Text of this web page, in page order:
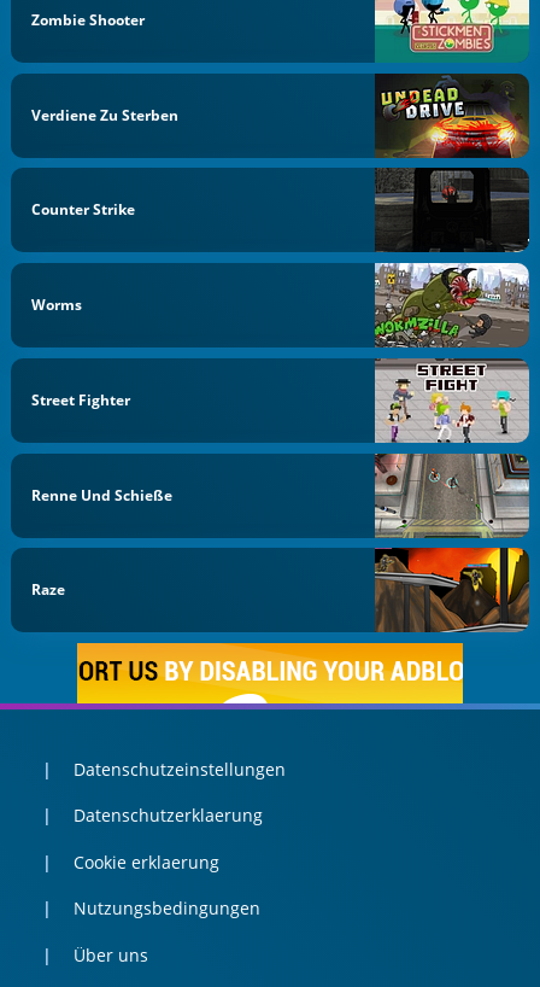
Zombie Shooter
Verdiene Zu Sterben
Counter Strike
Worms
Street Fighter
Renne Und Schieße
Raze
Datenschutzeinstellungen
Datenschutzerklaerung
Cookie erklaerung
Nutzungsbedingungen
Über uns